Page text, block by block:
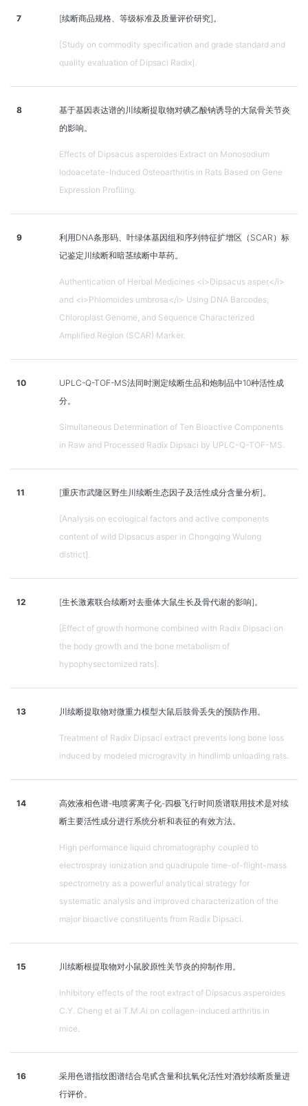
7 [续断商品规格、等级标准及质量评价研究]。
[Study on commodity specification and grade standard and
quality evaluation of Dipsaci Radix].
8
基于基因表达谱的川续断提取物对碘乙酸钠诱导的大鼠骨关节炎
的影响。
Effects of Dipsacus asperoides Extract on Monosodium
Iodoacetate-Induced Osteoarthritis in Rats Based on Gene
Expression Profiling.
9
利用DNA条形码、叶绿体基因组和序列特征扩增区（SCAR）标
记鉴定川续断和暗茎续断中草药。
Authentication of Herbal Medicines <i>Dipsacus asper</i>
and <i>Phlomoides umbrosa</i> Using DNA Barcodes,
Chloroplast Genome, and Sequence Characterized
Amplified Region (SCAR) Marker.
10
UPLC-Q-TOF-MS法同时测定续断生品和炮制品中10种活性成
分。
Simultaneous Determination of Ten Bioactive Components
in Raw and Processed Radix Dipsaci by UPLC-Q-TOF-MS.
11 [重庆市武隆区野生川续断生态因子及活性成分含量分析]。
[Analysis on ecological factors and active components
content of wild Dipsacus asper in Chongqing Wulong
district].
12 [生长激素联合续断对去垂体大鼠生长及骨代谢的影响]。
[Effect of growth hormone combined with Radix Dipsaci on
the body growth and the bone metabolism of
hypophysectomized rats].
13 川续断提取物对微重力模型大鼠后肢骨丢失的预防作用。
Treatment of Radix Dipsaci extract prevents long bone loss
induced by modeled microgravity in hindlimb unloading rats.
14
高效液相色谱-电喷雾离子化-四极飞行时间质谱联用技术是对续
断主要活性成分进行系统分析和表征的有效方法。
High performance liquid chromatography coupled to
electrospray ionization and quadrupole time-of-flight-mass
spectrometry as a powerful analytical strategy for
systematic analysis and improved characterization of the
major bioactive constituents from Radix Dipsaci.
15 川续断根提取物对小鼠胶原性关节炎的抑制作用。
Inhibitory effects of the root extract of Dipsacus asperoides
C.Y. Cheng et al T.M.Ai on collagen-induced arthritis in
mice.
16
采用色谱指纹图谱结合皂甙含量和抗氧化活性对酒炒续断质量进
行评价。